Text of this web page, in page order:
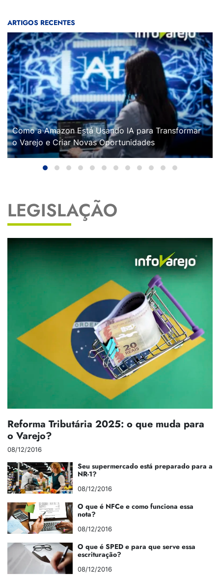
ARTIGOS RECENTES
Como a Amazon Está Usando IA para Transformar
o Varejo e Criar Novas Oportunidades
LEGISLAÇÃO
Reforma Tributária 2025: o que muda para
o Varejo?
08/12/2016
Seu supermercado está preparado para a
NR-1?
08/12/2016
O que é NFCe e como funciona essa
nota?
08/12/2016
O que é SPED e para que serve essa
escrituração?
08/12/2016